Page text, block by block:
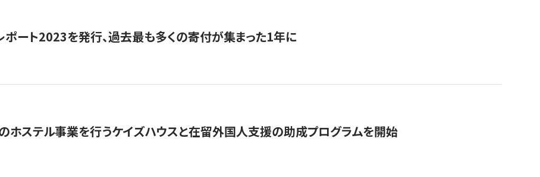
ポート2023を発行、過去最も多くの寄付が集まった1年に
ホステル事業を行うケイズハウスと在留外国人支援の助成プログラムを開始